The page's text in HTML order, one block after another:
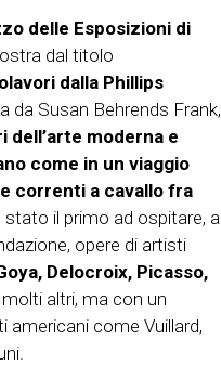
delle Esposizioni di
dal titolo
dalla Phillips
da Susan Behrends Frank,
dell’arte moderna e
come in un viaggio
correnti a cavallo fra
il primo ad ospitare, a
opere di artisti
Delocroix, Picasso,
molti altri, ma con un
americani come Vuillard,